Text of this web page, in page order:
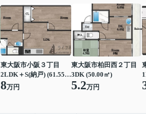
東大阪市小阪３丁目
2LDK＋S(納戸) (61.55㎡)
8万円
東大阪市柏田西２丁目
3DK (50.00㎡)
5.2万円